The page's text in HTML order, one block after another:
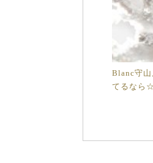
Blanc守
てるなら